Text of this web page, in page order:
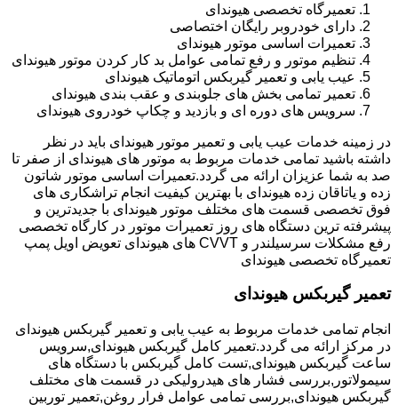
تعمیرگاه تخصصی هیوندای
دارای خودروبر رایگان اختصاصی
تعمیرات اساسی موتور هیوندای
تنظیم موتور و رفع تمامی عوامل بد کار کردن موتور هیوندای
عیب یابی و تعمیر گیربکس اتوماتیک هیوندای
تعمیر تمامی بخش های جلوبندی و عقب بندی هیوندای
سرویس های دوره ای و بازدید و چکاپ خودروی هیوندای
در زمینه خدمات عیب یابی و تعمیر موتور هیوندای باید در نظر
داشته باشید تمامی خدمات مربوط به موتور های هیوندای از صفر تا
صد به شما عزیزان ارائه می گردد.تعمیرات اساسی موتور شاتون
زده و یاتاقان زده هیوندای با بهترین کیفیت انجام تراشکاری های
فوق تخصصی قسمت های مختلف موتور هیوندای با جدیدترین و
پیشرفته ترین دستگاه های روز تعمیرات موتور در کارگاه تخصصی
رفع مشکلات سرسیلندر و CVVT های هیوندای تعویض اویل پمپ
تعمیرگاه تخصصی هیوندای
تعمیر گیربکس هیوندای
انجام تمامی خدمات مربوط به عیب یابی و تعمیر گیربکس هیوندای
در مرکز ارائه می گردد.تعمیر کامل گیربکس هیوندای,سرویس
ساعت گیربکس هیوندای,تست کامل گیربکس با دستگاه های
سیمولاتور,بررسی فشار های هیدرولیکی در قسمت های مختلف
گیربکس هیوندای,بررسی تمامی عوامل فرار روغن,تعمیر توربین